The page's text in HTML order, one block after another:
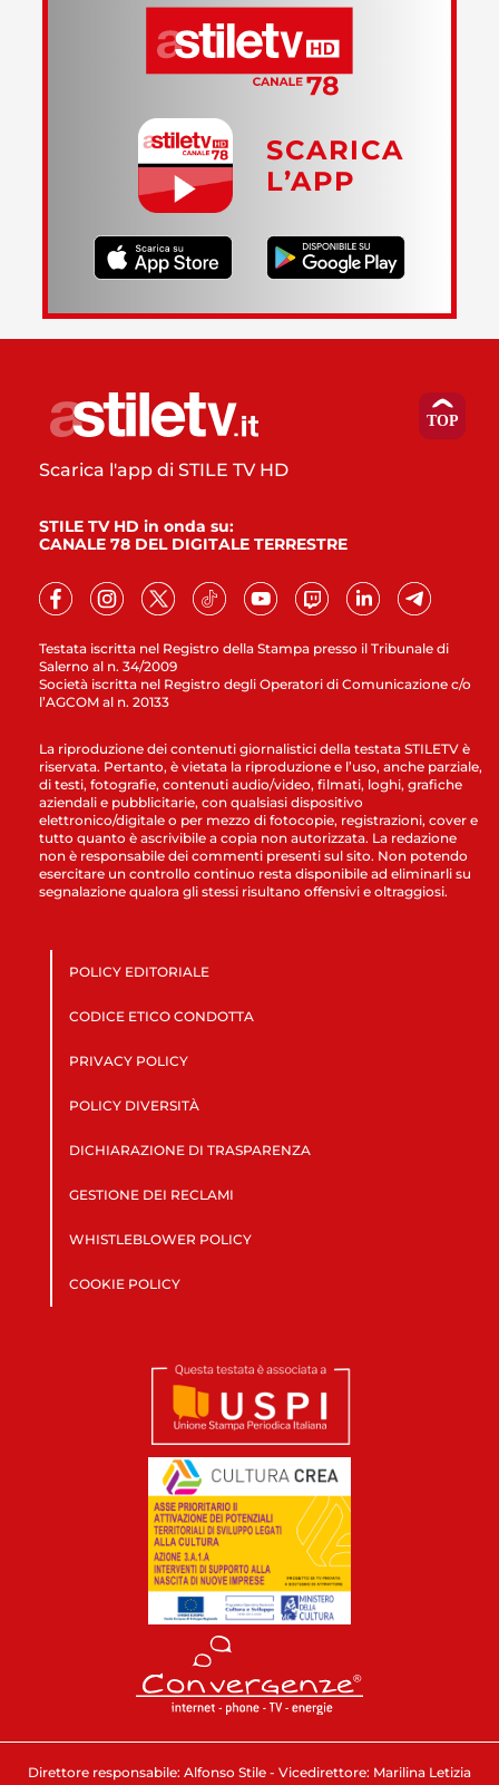
SCARICA
L’APP
Testata iscritta nel Registro della Stampa presso il Tribunale di
Salerno al n. 34/2009
Società iscritta nel Registro degli Operatori di Comunicazione c/o
l’AGCOM al n. 20133
Scarica l'app di STILE TV HD
STILE TV HD in onda su:
CANALE 78 DEL DIGITALE TERRESTRE
La riproduzione dei contenuti giornalistici della testata STILETV è
riservata. Pertanto, è vietata la riproduzione e l’uso, anche parziale,
di testi, fotografie, contenuti audio/video, filmati, loghi, grafiche
aziendali e pubblicitarie, con qualsiasi dispositivo
elettronico/digitale o per mezzo di fotocopie, registrazioni, cover e
tutto quanto è ascrivibile a copia non autorizzata. La redazione
non è responsabile dei commenti presenti sul sito. Non potendo
esercitare un controllo continuo resta disponibile ad eliminarli su
segnalazione qualora gli stessi risultano offensivi e oltraggiosi.
POLICY EDITORIALE
CODICE ETICO CONDOTTA
PRIVACY POLICY
POLICY DIVERSITÀ
DICHIARAZIONE DI TRASPARENZA
GESTIONE DEI RECLAMI
WHISTLEBLOWER POLICY
COOKIE POLICY
Direttore responsabile: Alfonso Stile - Vicedirettore: Marilina Letizia